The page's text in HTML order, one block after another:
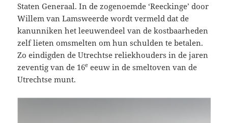
Staten Generaal. In de zogenoemde ‘Reeckinge’ door
Willem van Lamsweerde wordt vermeld dat de
kanunniken het leeuwendeel van de kostbaarheden
zelf lieten omsmelten om hun schulden te betalen.
Zo eindigden de Utrechtse reliekhouders in de jaren
zeventig van de 16e eeuw in de smeltoven van de
Utrechtse munt.